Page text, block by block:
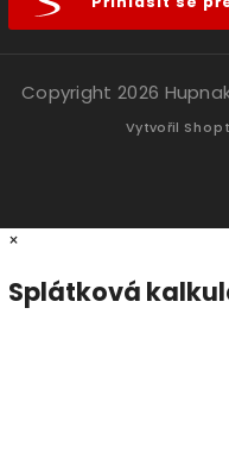
Copyright 2026
Vytvořil
×
Splátková